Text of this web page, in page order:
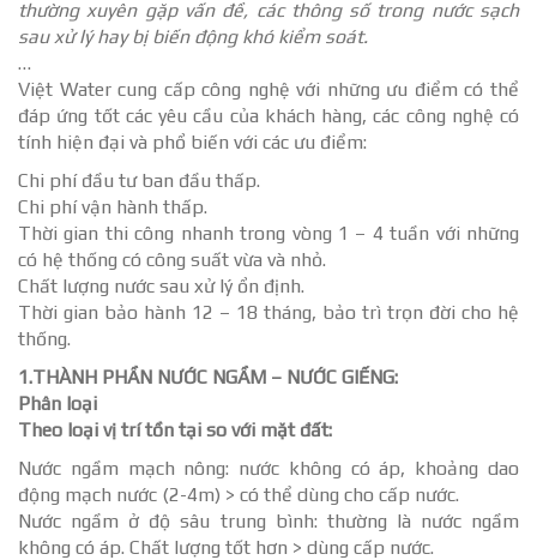
thường xuyên gặp vấn đề, các thông số trong nước sạch
sau xử lý hay bị biến động khó kiểm soát.
…
Việt Water cung cấp công nghệ với những ưu điểm có thể
đáp ứng tốt các yêu cầu của khách hàng, các công nghệ có
tính hiện đại và phổ biến với các ưu điểm:
Chi phí đầu tư ban đầu thấp.
Chi phí vận hành thấp.
Thời gian thi công nhanh trong vòng 1 – 4 tuần với những
có hệ thống có công suất vừa và nhỏ.
Chất lượng nước sau xử lý ổn định.
Thời gian bảo hành 12 – 18 tháng, bảo trì trọn đời cho hệ
thống.
1.THÀNH PHẦN NƯỚC NGẦM – NƯỚC GIẾNG:
Phân loại
Theo loại vị trí tồn tại so với mặt đất:
Nước ngầm mạch nông: nước không có áp, khoảng dao
động mạch nước (2-4m) > có thể dùng cho cấp nước.
Nước ngầm ở độ sâu trung bình: thường là nước ngầm
không có áp. Chất lượng tốt hơn > dùng cấp nước.